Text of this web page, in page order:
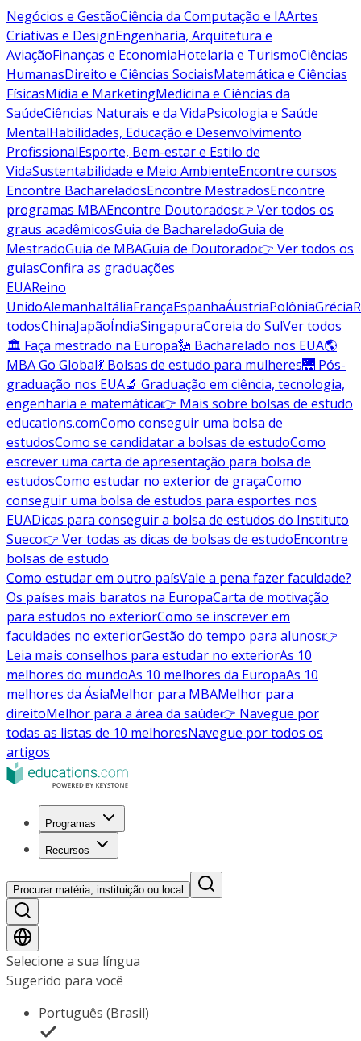
Negócios e GestãoCiência da Computação e IAArtes
Criativas e DesignEngenharia, Arquitetura e
AviaçãoFinanças e EconomiaHotelaria e TurismoCiências
HumanasDireito e Ciências SociaisMatemática e Ciências
FísicasMídia e MarketingMedicina e Ciências da
SaúdeCiências Naturais e da VidaPsicologia e Saúde
MentalHabilidades, Educação e Desenvolvimento
ProfissionalEsporte, Bem-estar e Estilo de
VidaSustentabilidade e Meio AmbienteEncontre cursos
Encontre BachareladosEncontre MestradosEncontre
programas MBAEncontre Doutorados👉 Ver todos os
graus acadêmicosGuia de BachareladoGuia de
MestradoGuia de MBAGuia de Doutorado👉 Ver todos os
guiasConfira as graduações
EUAReino
UnidoAlemanhaItáliaFrançaEspanhaÁustriaPolôniaGrécia
todosChinaJapãoÍndiaSingapuraCoreia do SulVer todos
🏛 Faça mestrado na Europa🗽 Bacharelado nos EUA🌎
MBA Go Global💃 Bolsas de estudo para mulheres🌉 Pós-
graduação nos EUA🔬 Graduação em ciência, tecnologia,
engenharia e matemática👉 Mais sobre bolsas de estudo
educations.comComo conseguir uma bolsa de
estudosComo se candidatar a bolsas de estudoComo
escrever uma carta de apresentação para bolsa de
estudosComo estudar no exterior de graçaComo
conseguir uma bolsa de estudos para esportes nos
EUADicas para conseguir a bolsa de estudos do Instituto
Sueco👉 Ver todas as dicas de bolsas de estudoEncontre
bolsas de estudo
Como estudar em outro paísVale a pena fazer faculdade?
Os países mais baratos na EuropaCarta de motivação
para estudos no exteriorComo se inscrever em
faculdades no exteriorGestão do tempo para alunos👉
Leia mais conselhos para estudar no exteriorAs 10
melhores do mundoAs 10 melhores da EuropaAs 10
melhores da ÁsiaMelhor para MBAMelhor para
direitoMelhor para a área da saúde👉 Navegue por
todas as listas de 10 melhoresNavegue por todos os
artigos
Programas
Recursos
Procurar matéria, instituição ou local
Selecione a sua língua
Sugerido para você
Português (Brasil)